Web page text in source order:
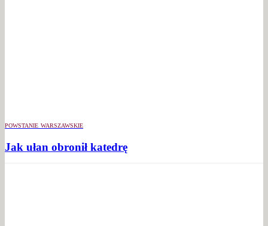
POWSTANIE WARSZAWSKIE
Jak ułan obronił katedrę